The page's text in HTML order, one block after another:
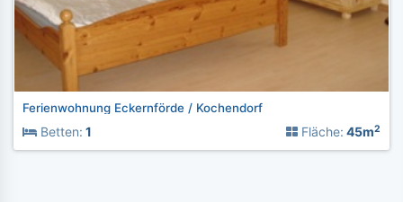
Ferienwohnung Eckernförde / Kochendorf
Betten: 1 Fläche: 45m2